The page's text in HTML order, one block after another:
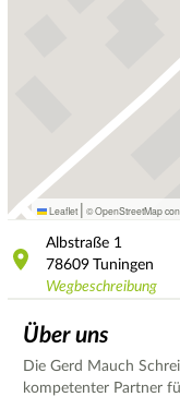
Leaflet | © OpenStreetMap
Albstraße 1
78609 Tuningen
Wegbeschreibung
Über uns
Die Gerd Mauch
kompetenter Partner